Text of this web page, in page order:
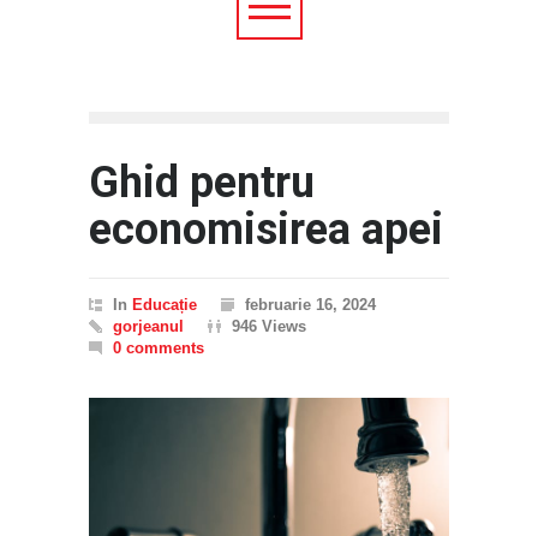
Ghid pentru
economisirea apei
In Educație
februarie 16, 2024
gorjeanul
946 Views
0 comments